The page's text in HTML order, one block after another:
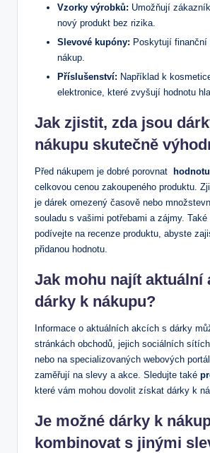
Vzorky výrobků: Umožňují
nový ‍produkt bez rizika.
Slevové kupóny: Poskytují
nákup.
Příslušenství: Například ⁣k
‌elektronice, které ‍zvyšují ​hodnotu⁢
Jak zjistit, zda jsou
nákupu skutečně
Před nákupem ⁢je dobré⁣ porovnat ⁢ hodnotu
celkovou cenou zakoupeného produktu.
je dárek omezený časově nebo
souladu s vašimi potřebami a zájmy.
podívejte ‍na recenze produktu,⁢ abyste
přidanou ‍hodnotu.
Jak mohu najít aktuální
dárky⁢ k nákupu?
Informace ⁤o aktuálních akcích s ⁣dárky
stránkách⁢ obchodů, jejich⁤ sociálních
nebo na⁣ specializovaných ‍webových
⁣zaměřují na slevy a‍ akce. Sledujte‍ také⁤
‌které vám mohou dovolit získat dárky k
Je možné dárky ​k
kombinovat​ s⁤ jinými